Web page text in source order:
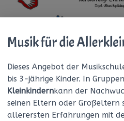
Musik für die
Dieses Angebot der
bis 3-jährige Kinder. In Gruppen
Kleinkindernkann der
seinen Eltern oder Großeltern
allerersten Erfahrungen mit